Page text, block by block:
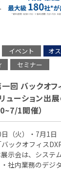
イベント
オ
セミナー
一回 バックオ
ューション出
1開催）
（火）・7月1日
ックオフィス
示会は、システ
社内業務のデジ